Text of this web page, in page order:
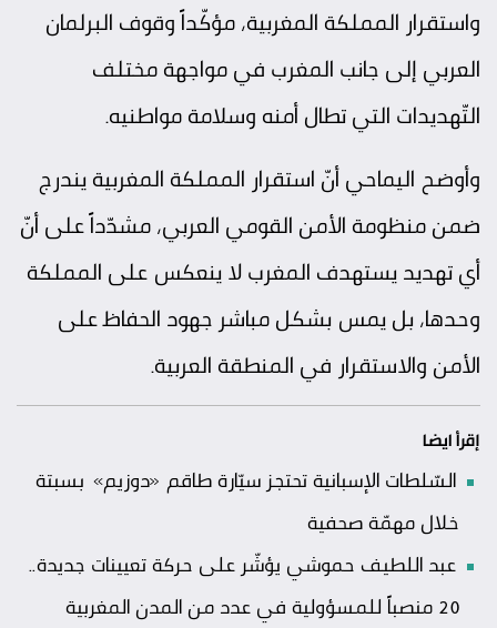
واستقرار المملكة المغربية، مؤكّداً وقوف البرلمان
العربي إلى جانب المغرب في مواجهة مختلف
التّهديدات التي تطال أمنه وسلامة مواطنيه.
وأوضح اليماحي أنّ استقرار المملكة المغربية يندرج
ضمن منظومة الأمن القومي العربي، مشدّداً على أنّ
أي تهديد يستهدف المغرب لا ينعكس على المملكة
وحدها، بل يمس بشكل مباشر جهود الحفاظ على
الأمن والاستقرار في المنطقة العربية.
إقرأ ايضا
السّلطات الإسبانية تحتجز سيّارة طاقم «دوزيم» بسبتة
خلال مهمّة صحفية
عبد اللطيف حموشي يؤشّر على حركة تعيينات جديدة..
20 منصباً للمسؤولية في عدد من المدن المغربية